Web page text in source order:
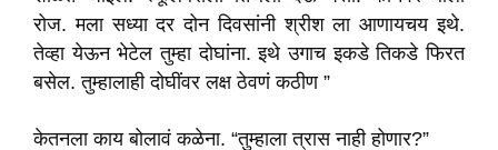
रोज. मला सध्या दर दोन दिवसांनी श्रीश ला आणायचय इथे.
तेव्हा येऊन भेटेल तुम्हा दोघांना. इथे उगाच इकडे तिकडे फिरत
बसेल. तुम्हालाही दोघींवर लक्ष ठेवणं कठीण ”
केतनला काय बोलावं कळेना. “तुम्हाला त्रास नाही होणार?”